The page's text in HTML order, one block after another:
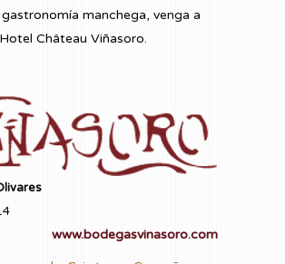
manchega, venga a
Hotel Château Viñasoro.
www.bodegasvinasoro.com